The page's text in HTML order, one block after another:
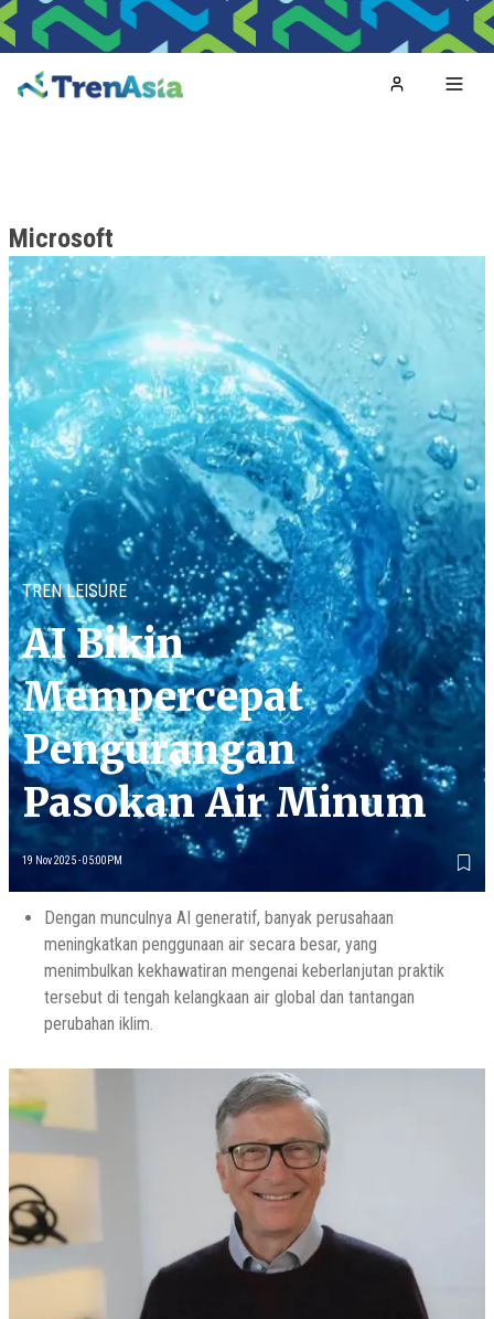
Home
Microsoft
TREN LEISURE
AI Bikin
Mempercepat
Pengurangan
Pasokan Air Minum
19 Nov 2025 - 05:00PM
Dengan munculnya AI generatif, banyak perusahaan
meningkatkan penggunaan air secara besar, yang
menimbulkan kekhawatiran mengenai keberlanjutan praktik
tersebut di tengah kelangkaan air global dan tantangan
perubahan iklim.